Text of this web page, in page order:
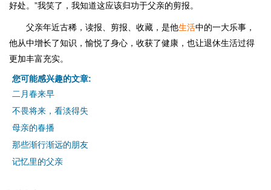
好处。”我笑了，我知道这应该归功于父亲的剪报。
父亲年近古稀，读报、剪报、收藏，是他生活中的一大乐事，
他从中增长了知识，愉悦了身心，收获了健康，也让退休生活过得
更加丰富充实。
您可能感兴趣的文章:
二月春来早
不畏将来，看淡得失
母亲的春播
那些渐行渐远的朋友
记忆里的父亲